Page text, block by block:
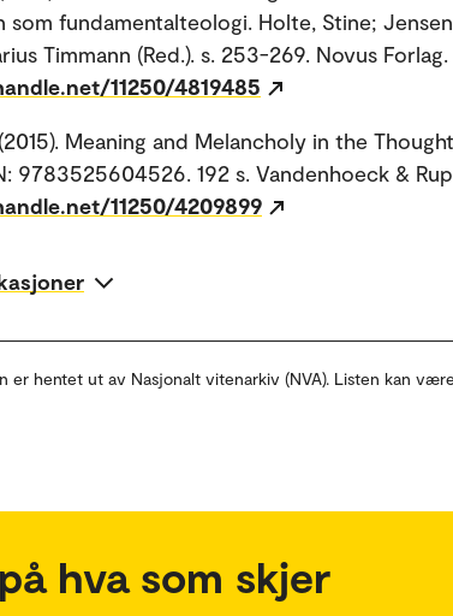
som fundamentalteologi. Holte, Stine;
Timmann (Red.). s. 253-269. Novus Forlag.
11250/4819485
(2015). Meaning and Melancholy in the
9783525604526. 192 s. Vandenhoeck &
11250/4209899
er hentet ut av Nasjonalt vitenarkiv (NVA). Listen kan
hva som skjer